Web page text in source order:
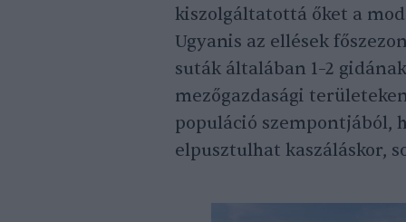
kiszolgáltatottá őket a
Ugyanis az ellések
suták általában 1–2
mezőgazdasági
populáció szempontjából,
elpusztulhat kaszáláskor,